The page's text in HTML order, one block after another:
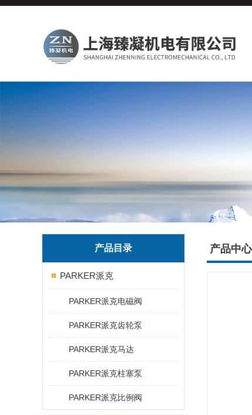
产品目录
PARKER派克
PARKER派克电磁阀
PARKER派克齿轮泵
PARKER派克马达
PARKER派克柱塞泵
PARKER派克比例阀
产品中心